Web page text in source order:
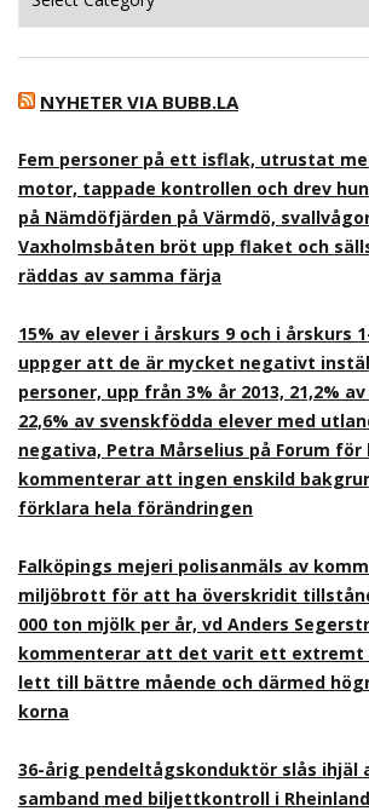
NYHETER VIA BUBB.LA
Fem personer på ett isflak, utrustat
motor, tappade kontrollen och drev
på Nämdöfjärden på Värmdö,
Vaxholmsbåten bröt upp flaket och
räddas av samma färja
15% av elever i årskurs 9 och i årskurs
uppger att de är mycket negativt
personer, upp från 3% år 2013, 21,2%
22,6% av svenskfödda elever med
negativa, Petra Mårselius på Forum
kommenterar att ingen enskild
förklara hela förändringen
Falköpings mejeri polisanmäls av
miljöbrott för att ha överskridit
000 ton mjölk per år, vd Anders
kommenterar att det varit ett extremt
lett till bättre mående och därmed
korna
36-årig pendeltågskonduktör slås ihjäl
samband med biljettkontroll i